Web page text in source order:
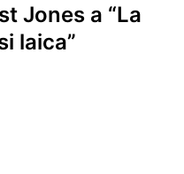
Jones a “La
laica”